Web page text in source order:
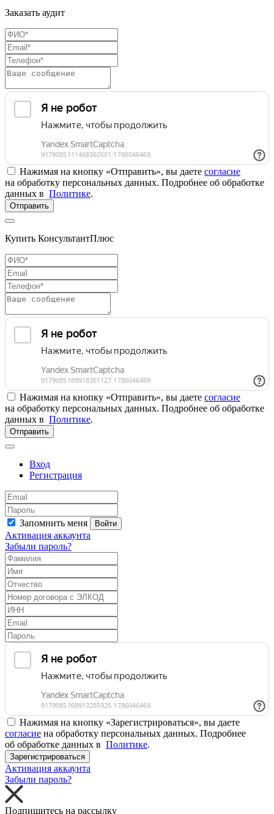
Заказать аудит
Нажимая на кнопку «Отправить», вы даете согласие
на обработку персональных данных. Подробнее об обработке
данных в Политике.
Отправить
Купить КонсультантПлюс
Нажимая на кнопку «Отправить», вы даете согласие
на обработку персональных данных. Подробнее об обработке
данных в Политике.
Отправить
Вход
Регистрация
Запомнить меня Войти
Активация аккаунта
Забыли пароль?
Нажимая на кнопку «Зарегистрироваться», вы даете
согласие на обработку персональных данных. Подробнее
об обработке данных в Политике.
Зарегистрироваться
Активация аккаунта
Забыли пароль?
Подпишитесь на рассылку